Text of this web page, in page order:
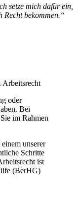
setze mich dafür ein,
Recht bekommen.“
Arbeitsrecht
oder
Bei
im Rahmen
unserer
Schritte
ist
(BerHG)